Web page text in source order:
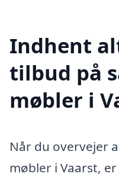
Indhent
tilbud på
møbler i
Når du overvejer
møbler i Vaarst,